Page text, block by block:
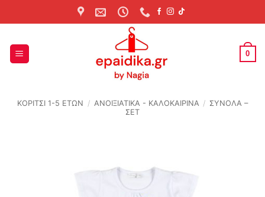
to
0
ΚΟΡΙΤΣΙ 1-5 ΕΤΩΝ / ΑΝΟΙΞΙΆΤΙΚΑ - ΚΑΛΟΚΑΙΡΙΝΆ / ΣΥΝΟΛΑ –
ΣΕΤ